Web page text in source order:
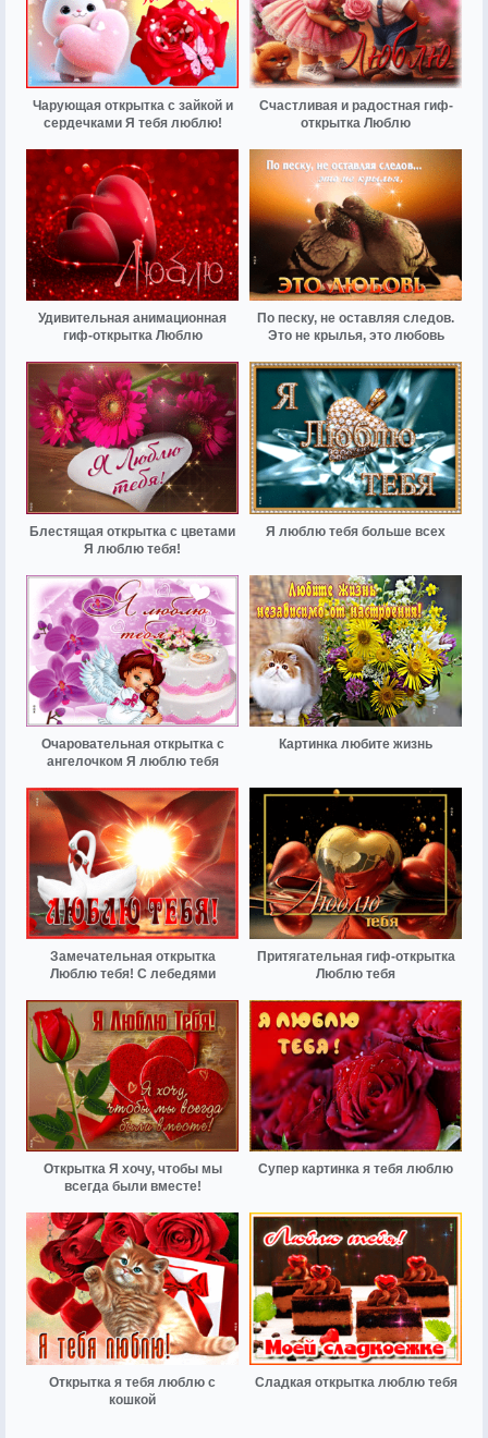
Чарующая открытка с зайкой и
сердечками Я тебя люблю!
Счастливая и радостная гиф-
открытка Люблю
Удивительная анимационная
гиф-открытка Люблю
По песку, не оставляя следов.
Это не крылья, это любовь
Блестящая открытка с цветами
Я люблю тебя!
Я люблю тебя больше всех
Очаровательная открытка с
ангелочком Я люблю тебя
Картинка любите жизнь
Замечательная открытка
Люблю тебя! С лебедями
Притягательная гиф-открытка
Люблю тебя
Открытка Я хочу, чтобы мы
всегда были вместе!
Супер картинка я тебя люблю
Открытка я тебя люблю с
кошкой
Сладкая открытка люблю тебя